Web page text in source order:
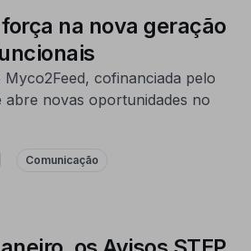
na nova geração
cofinanciada pelo
abre novas oportunidades no
Comunicação